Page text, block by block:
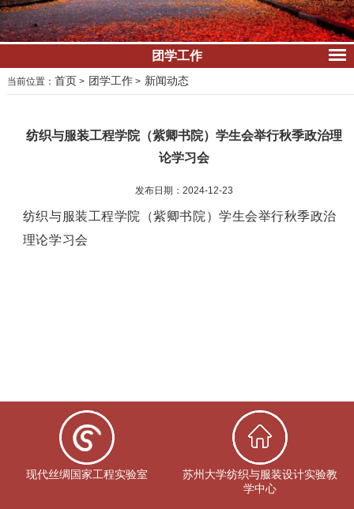
团学工作
当前位置： 首页 > 团学工作 > 新闻动态
纺织与服装工程学院（紫卿书院）学生会举行秋季政治理
论学习会
发布日期：2024-12-23
纺织与服装工程学院（紫卿书院）学生会举行秋季政治
理论学习会
现代丝绸国家工程实验室
苏州大学纺织与服装设计实验教
学中心